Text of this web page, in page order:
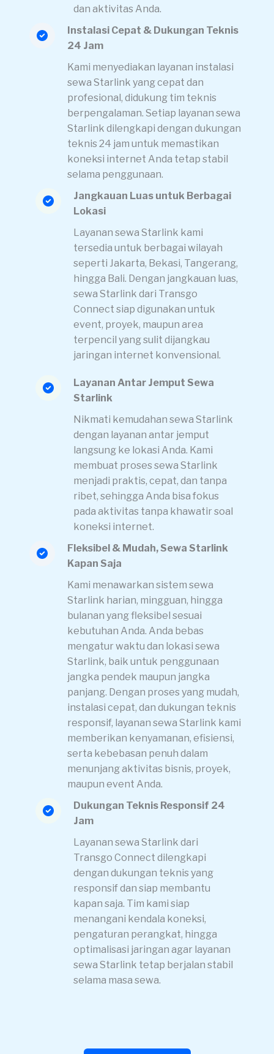
Layanan Antar Jemput Sewa
Starlink
Nikmati kemudahan sewa Starlink
dengan layanan antar jemput
langsung ke lokasi Anda. Kami
membuat proses sewa Starlink
menjadi praktis, cepat, dan tanpa
ribet, sehingga Anda bisa fokus
pada aktivitas tanpa khawatir soal
koneksi internet.
Fleksibel & Mudah, Sewa Starlink
Kapan Saja
Kami menawarkan sistem sewa
Starlink harian, mingguan, hingga
bulanan yang fleksibel sesuai
kebutuhan Anda. Anda bebas
mengatur waktu dan lokasi sewa
Starlink, baik untuk penggunaan
jangka pendek maupun jangka
panjang. Dengan proses yang mudah,
instalasi cepat, dan dukungan teknis
responsif, layanan sewa Starlink kami
memberikan kenyamanan, efisiensi,
serta kebebasan penuh dalam
menunjang aktivitas bisnis, proyek,
maupun event Anda.
Dukungan Teknis Responsif 24
Jam
Layanan sewa Starlink dari
Transgo Connect dilengkapi
dengan dukungan teknis yang
responsif dan siap membantu
kapan saja. Tim kami siap
menangani kendala koneksi,
pengaturan perangkat, hingga
optimalisasi jaringan agar layanan
sewa Starlink tetap berjalan stabil
selama masa sewa.
dan aktivitas Anda.
Instalasi Cepat & Dukungan Teknis
24 Jam
Kami menyediakan layanan instalasi
sewa Starlink yang cepat dan
profesional, didukung tim teknis
berpengalaman. Setiap layanan sewa
Starlink dilengkapi dengan dukungan
teknis 24 jam untuk memastikan
koneksi internet Anda tetap stabil
selama penggunaan.
Jangkauan Luas untuk Berbagai
Lokasi
Layanan sewa Starlink kami
tersedia untuk berbagai wilayah
seperti Jakarta, Bekasi, Tangerang,
hingga Bali. Dengan jangkauan luas,
sewa Starlink dari Transgo
Connect siap digunakan untuk
event, proyek, maupun area
terpencil yang sulit dijangkau
jaringan internet konvensional.